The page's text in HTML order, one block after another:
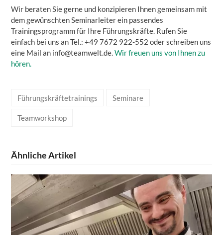
Wir beraten Sie gerne und konzipieren Ihnen gemeinsam mit
dem gewünschten Seminarleiter ein passendes
Trainingsprogramm für Ihre Führungskräfte. Rufen Sie
einfach bei uns an Tel.: +49 7672 922-552 oder schreiben uns
eine Mail an info@teamwelt.de.Wir freuen uns von Ihnen zu
hören.
Führungskräftetrainings Seminare
Teamworkshop
Ähnliche Artikel